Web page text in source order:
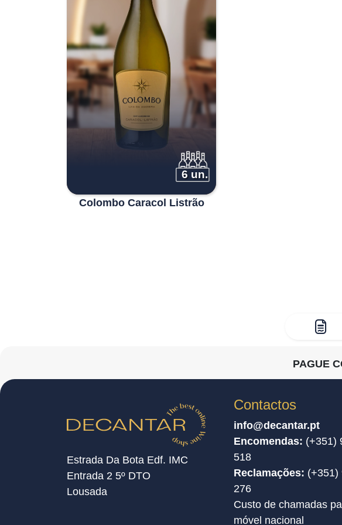
6 un.
Colombo Caracol Listrão
PAGUE
Estrada Da Bota Edf. IMC
Entrada 2 5º DTO
Lousada
Contactos
info@decantar.pt
Encomendas: (+351)
518
Reclamações: (+351)
276
Custo de chamadas
móvel nacional